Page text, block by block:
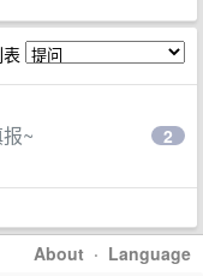
~ 2
About · Language